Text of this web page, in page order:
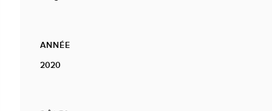
ANNÉE
2020